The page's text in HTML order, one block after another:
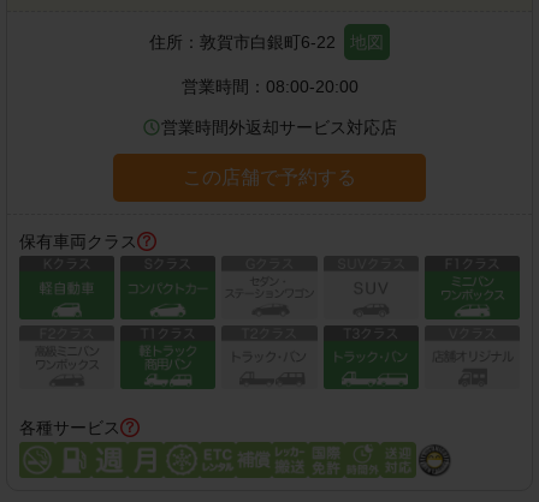
住所： 敦賀市白銀町6-22 地図
営業時間： 08:00-20:00
営業時間外返却サービス対応店
この店舗で予約する
保有車両クラス
各種サービス